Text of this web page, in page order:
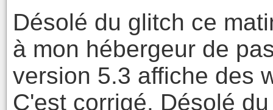
Désolé du glitch ce
à mon hébergeur de
version 5.3 affiche des
C'est corrigé. Désolé